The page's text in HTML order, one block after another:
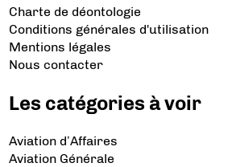
Charte de déontologie
Conditions générales d'utilisation
Mentions légales
Nous contacter
Les catégories à voir
Aviation d’Affaires
Aviation Générale